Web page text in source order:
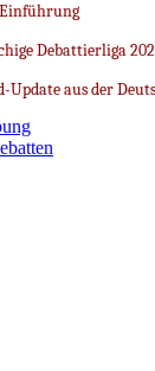
Debattierliga
Update aus der